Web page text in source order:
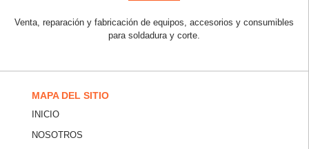
Venta, reparación y fabricación de equipos, accesorios y consumibles
para soldadura y corte.
MAPA DEL SITIO
INICIO
NOSOTROS